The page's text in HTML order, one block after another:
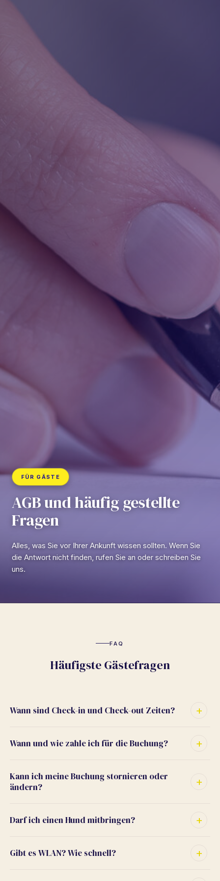
FÜR GÄSTE
AGB und häufig gestellte
Fragen
Alles, was Sie vor Ihrer Ankunft wissen sollten. Wenn Sie
die Antwort nicht finden, rufen Sie an oder schreiben Sie
uns.
FAQ
Häufigste Gästefragen
Wann sind Check-in und Check-out Zeiten?
Wann und wie zahle ich für die Buchung?
Kann ich meine Buchung stornieren oder
ändern?
Darf ich einen Hund mitbringen?
Gibt es WLAN? Wie schnell?